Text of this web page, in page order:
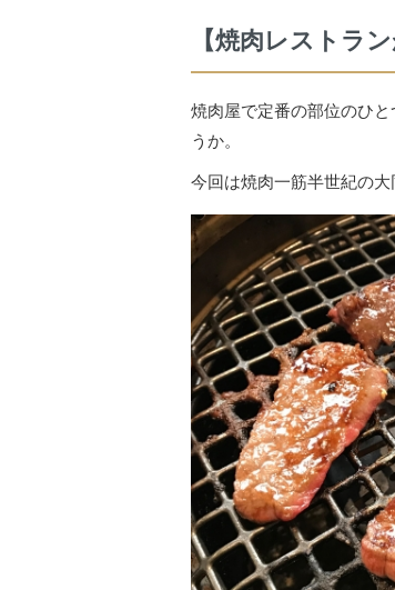
【焼肉レストラ
焼肉屋で定番の部位のひと
うか。
今回は焼肉一筋半世紀の大